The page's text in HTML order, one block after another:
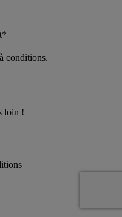
conditions.
loin !